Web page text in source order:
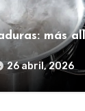
más
26 abril, 2026